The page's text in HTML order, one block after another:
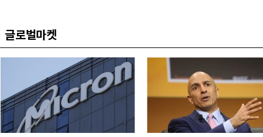
글로벌마켓